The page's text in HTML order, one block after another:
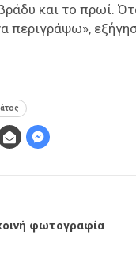
και το πρωί.
περιγράψω»,
φωτογραφία